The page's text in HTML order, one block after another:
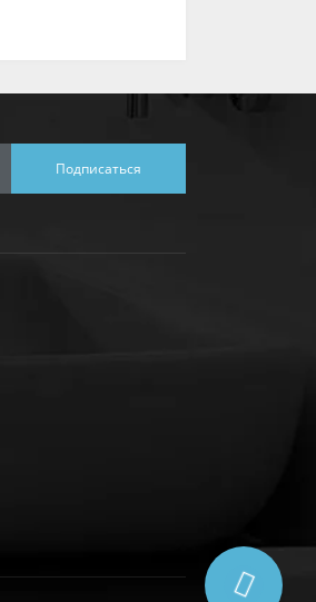
Подписаться